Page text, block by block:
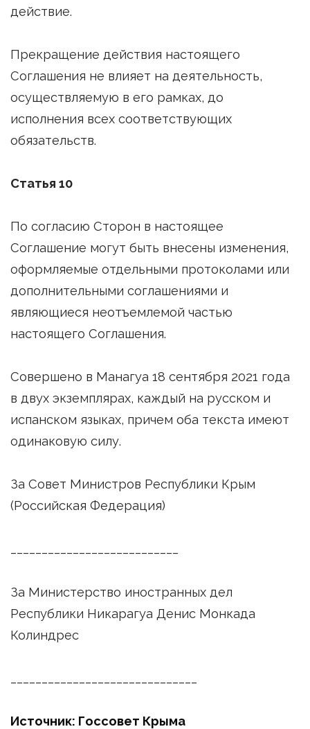
действие.
Прекращение действия настоящего
Соглашения не влияет на деятельность,
осуществляемую в его рамках, до
исполнения всех соответствующих
обязательств.
Статья 10
По согласию Сторон в настоящее
Соглашение могут быть внесены изменения,
оформляемые отдельными протоколами или
дополнительными соглашениями и
являющиеся неотъемлемой частью
настоящего Соглашения.
Совершено в Манагуа 18 сентября 2021 года
в двух экземплярах, каждый на русском и
испанском языках, причем оба текста имеют
одинаковую силу.
За Совет Министров Республики Крым
(Российская Федерация)
За Министерство иностранных дел
Республики Никарагуа Денис Монкада
Колиндрес
Источник: Госсовет Крыма